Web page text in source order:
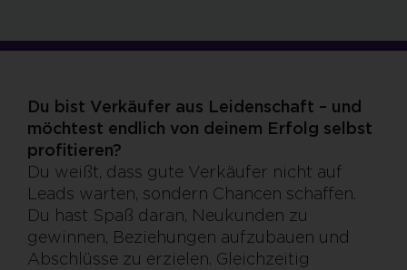
Du bist Verkäufer aus Leidenschaft – und
möchtest endlich von deinem Erfolg selbst
profitieren?
Du weißt, dass gute Verkäufer nicht auf
Leads warten, sondern Chancen schaffen.
Du hast Spaß daran, Neukunden zu
gewinnen, Beziehungen aufzubauen und
Abschlüsse zu erzielen. Gleichzeitig